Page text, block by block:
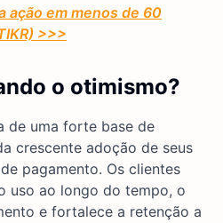
ação em menos de 60
>>>
o otimismo?
de uma forte base de
crescente adoção de seus
pagamento. Os clientes
uso ao longo do tempo, o
e fortalece a retenção a